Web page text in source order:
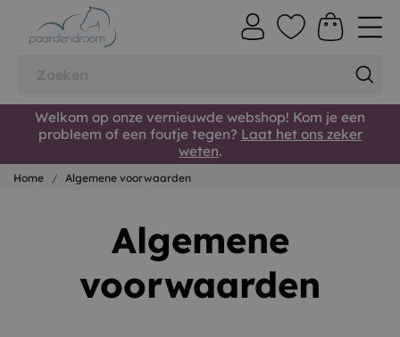
Welkom op onze vernieuwde webshop! Kom je een
probleem of een foutje tegen? Laat het ons zeker
weten.
Home Algemene voorwaarden
Algemene
voorwaarden